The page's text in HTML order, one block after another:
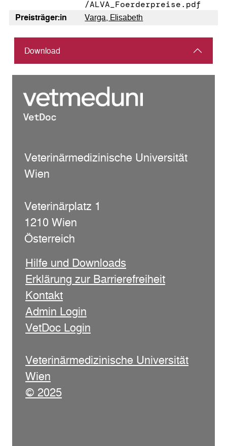
/ALVA_Foerderpreise.pdf
Preis­träger:in Varga, Elisabeth
Download
Veterinärmedizinische Universität
Wien
Veterinärplatz 1
1210 Wien
Österreich
Hilfe und Downloads
Erklärung zur Barrierefreiheit
Kontakt
Admin Login
VetDoc Login
Veterinärmedizinische Universität
Wien
© 2025